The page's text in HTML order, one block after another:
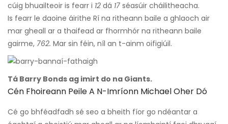
cúig bhuailteoir is fearr i 12 dá 17 séasúir cháilitheacha.
Is fearr le daoine áirithe Rí na ritheann baile a ghlaoch air
mar gheall ar a thaifead ar fhormhór na ritheann baile
gairme, 762. Mar sin féin, níl an t-ainm oifigiúil.
Tá Barry Bonds ag imirt do na Giants.
Cén Fhoireann Peile A N-Imríonn Michael Oher Dó
Cé go bhféadfadh sé seo a bheith fíor go ndéantar a